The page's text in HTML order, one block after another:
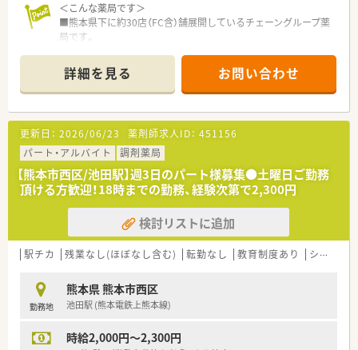
れまでの実務経験や専門スキルを十分に考慮して決定いたしま
す。
■昇給制度が設けられているため、日々の貢献や業績、個人の実
績に応じて時給アップを目指せる、やりがいのある給与体系で
す。
■通勤交通費は別途支給されるため、車通勤をご希望の方も自己
負担を抑えて、安心して長く勤務を続けていただくことが可能で
す。
＜こんな薬局です＞
■熊本県下に約30店（FC含）舗展開しているチェーングループ薬
局です。
ており基盤が安定しております。
■「在宅事業」に関して本部前に事務所を構えており、ケアマネ
ージャーの方たちと協力しながら事業拡大を図っています。
■「クリーンベンチ」を完備している店舗もあり、中心静脈栄養
輸液などの注射剤調剤や各種無菌製剤を取り扱っています。
＜こんな店舗です＞
■精神科病院から主に応需しています。
■バス通り近くにあるため、様々な医療機関の処方を対応してい
ます。
■薬剤師は常時複数名体制で処方箋枚数30枚/日を対応していま
＜多様な分野に挑戦できる環境＞
開発」等会社の運営にも携わることができます。
■熊大と共同で化粧品の開発などを行っており、希望者は商品企
画等に係ることもできます。
担うべき新しい領域について模索し活気のある若い組織・集団を
詳細を見る お問い合わせ
更新日： 2026/06/23 薬剤師求人ID： 451156
パート・アルバイト
調剤薬局
【熊本市西区/池田駅】週3日のパート様募集●土曜日ご勤務
頂ける方歓迎！18時までの勤務、経験次第で2,300円
検討リストに追加
駅チカ 残業なし(ほぼなし含む) 転勤なし 教育制度あり シフト制
勤務地
熊本県 熊本市西区
池田駅 (熊本電鉄上熊本線)
時給2,000円～2,300円